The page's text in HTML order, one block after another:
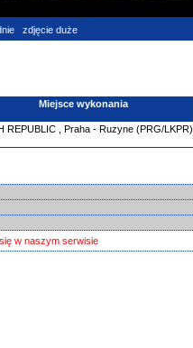
zdjęcie duże
Miejsce wykonania
REPUBLIC, Praha - Ruzyne (PRG/LKPR)
w naszym serwisie